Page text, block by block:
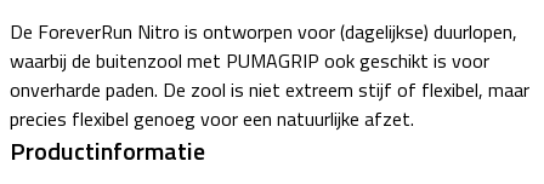
De ForeverRun Nitro is ontworpen voor (dagelijkse) duurlopen,
waarbij de buitenzool met PUMAGRIP ook geschikt is voor
onverharde paden. De zool is niet extreem stijf of flexibel, maar
precies flexibel genoeg voor een natuurlijke afzet.
Productinformatie